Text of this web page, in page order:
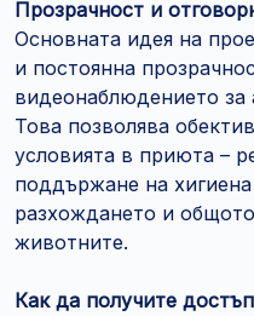
Прозрачност и
Основната идея на
и постоянна
видеонаблюдението
Това позволява
условията в приюта –
поддържане на
разхождането и
животните.
Как да получите достъп